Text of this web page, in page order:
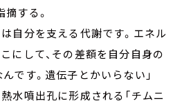
する。
自分を支える代謝です。エネル
にして、その差額を自分自身の
です。遺伝子とかいらない」
水噴出孔に形成される「チムニ